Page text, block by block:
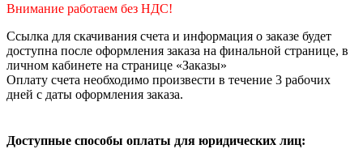
Внимание работаем без НДС!
Ссылка для скачивания счета и информация о заказе будет
доступна после оформления заказа на финальной странице, в
личном кабинете на странице «Заказы»
Оплату счета необходимо произвести в течение 3 рабочих
дней с даты оформления заказа.
Доступные способы оплаты для юридических лиц: